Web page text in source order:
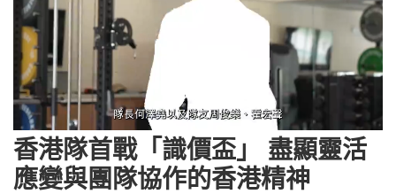
Unmute Loaded:
8.79%
香港隊首戰「識價盃」 盡顯靈活
應變與團隊協作的香港精神